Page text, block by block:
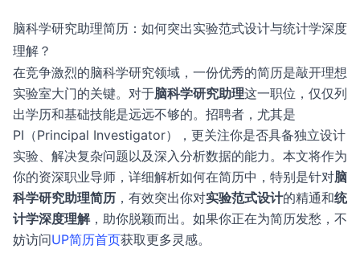
脑科学研究助理简历：如何突出实验范式设计与统计学深度
理解？
在竞争激烈的脑科学研究领域，一份优秀的简历是敲开理想
实验室大门的关键。对于脑科学研究助理这一职位，仅仅列
出学历和基础技能是远远不够的。招聘者，尤其是
PI（Principal Investigator），更关注你是否具备独立设计
实验、解决复杂问题以及深入分析数据的能力。本文将作为
你的资深职业导师，详细解析如何在简历中，特别是针对脑
科学研究助理简历 ，有效突出你对实验范式设计的精通和统
计学深度理解，助你脱颖而出。如果你正在为简历发愁，不
妨访问UP简历首页获取更多灵感。